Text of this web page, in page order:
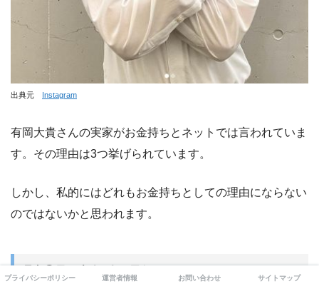
出典元 Instagram
有岡大貴さんの実家がお金持ちとネットでは言われていま
す。その理由は3つ挙げられています。
しかし、私的にはどれもお金持ちとしての理由にならない
のではないかと思われます。
プライバシーポリシー 運営者情報 お問い合わせ サイトマップ